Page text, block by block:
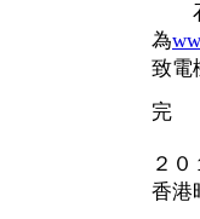
石
為
致電
完
２０
香港